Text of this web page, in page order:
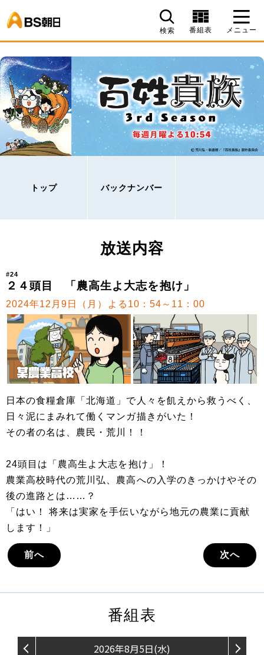
検索 番組表 メニュー
トップ バックナンバー
放送内容
#24
２４頭目 「農高生よ大志を抱け」
2024年12月9日（月）よる10：54～11：00
日本の食糧倉庫「北海道」で人々を飢えから救うべく、
日々泥にまみれて働くマンガ描きがいた！
その者の名は、農民・荒川！！
24頭目は「農高生よ大志を抱け」！
農業高校時代の荒川弘、農高への入学のきっかけやその
後の進路とは……？
「はい！ 将来は実家を手伝いながら地元の農業に貢献
します！」
前へ 次へ
番組表